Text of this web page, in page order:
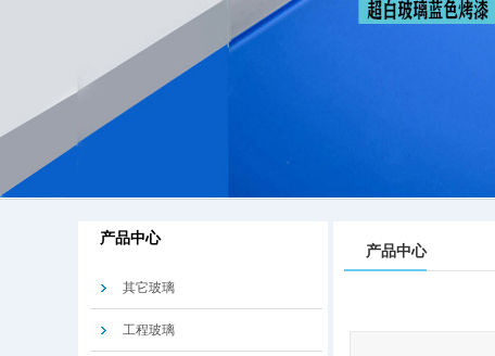
产品中心
其它玻璃
工程玻璃
产品中心